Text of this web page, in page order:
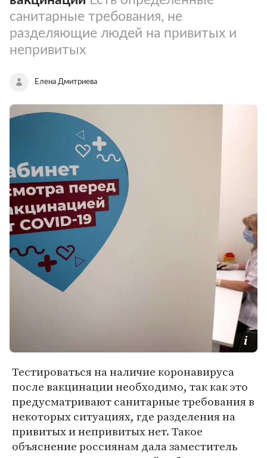
санитарные требования, не
разделяющие людей на привитых и
непривитых
Елена Дмитриева
Тестироваться на наличие коронавируса
после вакцинации необходимо, так как это
предусматривают санитарные требования в
некоторых ситуациях, где разделения на
привитых и непривитых нет. Такое
объяснение россиянам дала заместитель